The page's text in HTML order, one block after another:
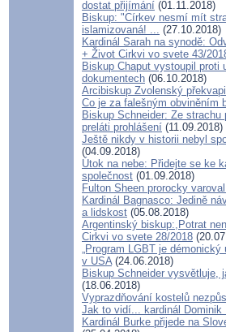
dostat přijímání (01.11.2018)
Biskup: "Církev nesmí mít
islamizovaná! ... (27.10.2018)
Kardinál Sarah na synodě:
+ Život Cirkvi vo svete 43/
Biskup Chaput vystoupil
dokumentech (06.10.2018)
Arcibiskup Zvolenský
Co je za falešným obviněním
Biskup Schneider: Ze
preláti prohlášení (11.09.2018)
Ještě nikdy v historii nebyl
(04.09.2018)
Útok na nebe: Přidejte se ke
společnost (01.09.2018)
Fulton Sheen prorocky
Kardinál Bagnasco: Jedině
a lidskost (05.08.2018)
Argentinský biskup:,Potrat
Cirkvi vo svete 28/2018
„Program LGBT je
v USA(24.06.2018)
Biskup Schneider vysvětluje,
(18.06.2018)
Vyprazdňování kostelů
Jak to vidí... kardinál Dominik
Kardinál Burke přijede na